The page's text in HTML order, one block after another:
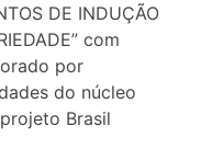
DE INDUÇÃO
com
por
do núcleo
Brasil